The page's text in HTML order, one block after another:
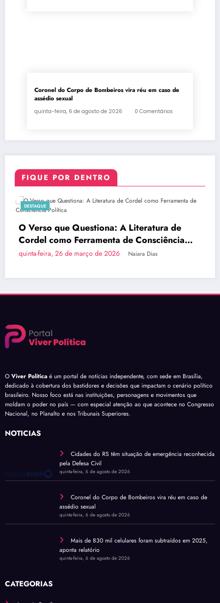
Coronel do Corpo de Bombeiros vira réu em caso de
assédio sexual
quinta-feira, 6 de agosto de 2026 0 Comentários
FIQUE POR DENTRO
Brasília Inova com a Primeira Rota
do País em Ônibus a Hidrogênio
quinta-feira, 26 de março de 2026
O Viver Política é um portal de notícias independente, com sede em Brasília,
dedicado à cobertura dos bastidores e decisões que impactam o cenário político
brasileiro. Nosso foco está nas instituições, personagens e movimentos que
moldam o poder no país — com especial atenção ao que acontece no Congresso
Nacional, no Planalto e nos Tribunais Superiores.
NOTÍCIAS
Cidades do RS têm situação de emergência reconhecida
pela Defesa Civil
quinta-feira, 6 de agosto de 2026
Coronel do Corpo de Bombeiros vira réu em caso de
assédio sexual
quinta-feira, 6 de agosto de 2026
Mais de 830 mil celulares foram subtraídos em 2025,
aponta relatório
quinta-feira, 6 de agosto de 2026
CATEGORIAS